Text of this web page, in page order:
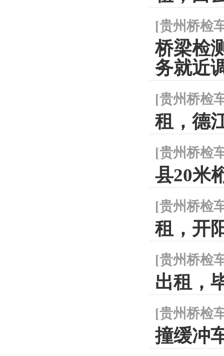
[贵州桥检
桥梁检
务就近
[贵州桥检
租，德
[贵州桥检
县20米
[贵州桥检
租，开
[贵州桥检
出租，
[贵州桥检
撞缓冲